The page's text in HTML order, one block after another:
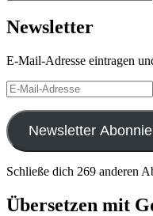
Newsletter
E-Mail-Adresse eintragen
E-
Mail-
Adresse
Newsletter
Schließe dich 269 anderen
Übersetzen mit